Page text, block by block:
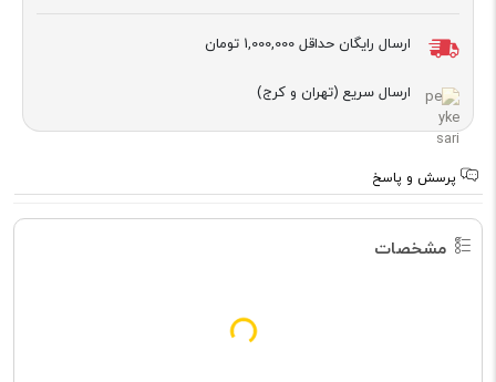
ارسال رایگان حداقل 1,000,000 تومان
ارسال سریع (تهران و کرج)
پرسش و پاسخ
مشخصات